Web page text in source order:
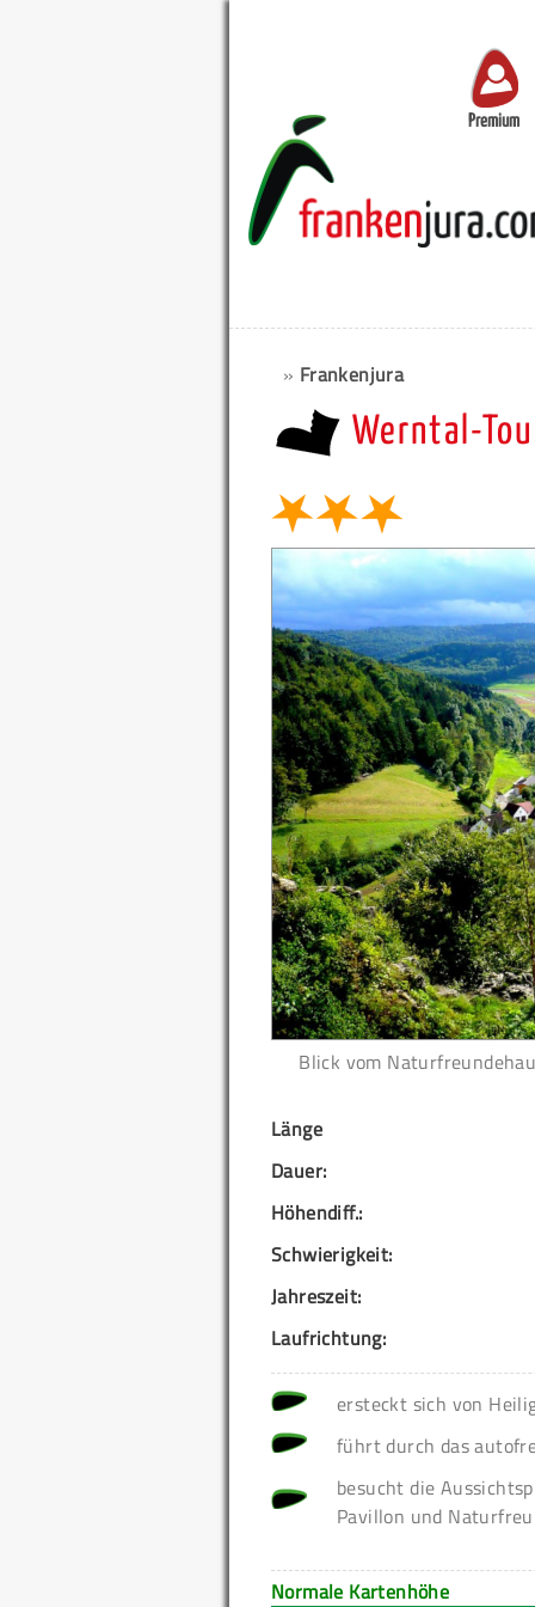
Premium
» Frankenjura
Werntal-
Blick vom
Länge
Dauer:
Höhendiff.:
Schwierigkeit:
Jahreszeit:
Laufrichtung:
ersteckt sich von
führt durch das
besucht die
Pavillon und
Normale Kartenhöhe